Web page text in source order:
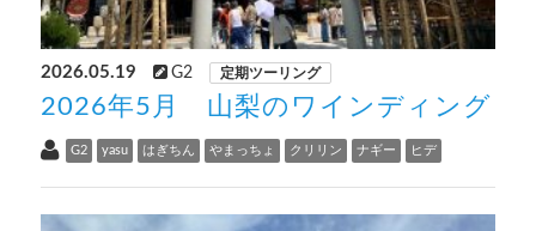
2026.05.19 G2 定期ツーリング
2026年5月 山梨のワインディング
G2 yasu はぎちん やまっちょ クリリン ナギー ヒデ